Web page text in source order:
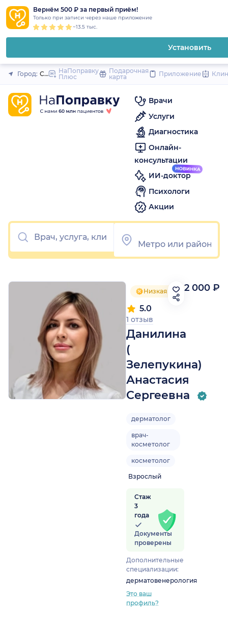
Вернём 500 ₽ за первый приём!
Только при записи через наше приложение
~13.5 тыс.
Установить
Закрыть
Город: Санкт-Петербург
НаПоправку
Плюс
Подарочная
карта
Приложение
Врачи
Услуги
Диагностика
Онлайн-
консультации
ИИ-доктор
Психологи
Акции
Низкая цена приёма
Данилина
(
Зелепукина)
Анастасия
Сергеевна
5.0
1 отзыв
дерматолог
врач-
косметолог
косметолог
Взрослый
Стаж
3
года
Документы
проверены
Дополнительные
специализации:
дерматовенерология
Это ваш
профиль?
2 000 ₽